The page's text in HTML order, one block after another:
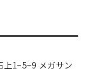
1−5−9 メガサン